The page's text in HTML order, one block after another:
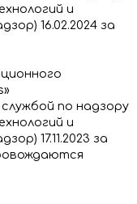
и
16.02.2024 за
по надзору
и
17.11.2023 за